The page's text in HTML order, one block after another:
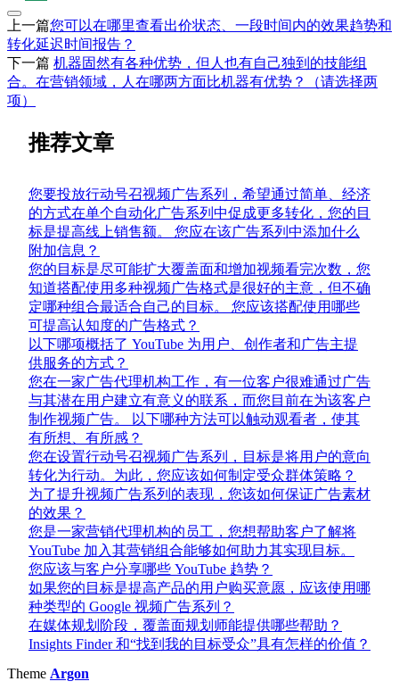
上一篇您可以在哪里查看出价状态、一段时间内的效果趋势和
转化延迟时间报告？
下一篇 机器固然有各种优势，但人也有自己独到的技能组
合。在营销领域，人在哪两方面比机器有优势？（请选择两
项）
推荐文章
您要投放行动号召视频广告系列，希望通过简单、经济
的方式在单个自动化广告系列中促成更多转化，您的目
标是提高线上销售额。 您应在该广告系列中添加什么
附加信息？
您的目标是尽可能扩大覆盖面和增加视频看完次数，您
知道搭配使用多种视频广告格式是很好的主意，但不确
定哪种组合最适合自己的目标。 您应该搭配使用哪些
可提高认知度的广告格式？
以下哪项概括了 YouTube 为用户、创作者和广告主提
供服务的方式？
您在一家广告代理机构工作，有一位客户很难通过广告
与其潜在用户建立有意义的联系，而您目前在为该客户
制作视频广告。 以下哪种方法可以触动观看者，使其
有所想、有所感？
您在设置行动号召视频广告系列，目标是将用户的意向
转化为行动。为此，您应该如何制定受众群体策略？
为了提升视频广告系列的表现，您该如何保证广告素材
的效果？
您是一家营销代理机构的员工，您想帮助客户了解将
YouTube 加入其营销组合能够如何助力其实现目标。
您应该与客户分享哪些 YouTube 趋势？
如果您的目标是提高产品的用户购买意愿，应该使用哪
种类型的 Google 视频广告系列？
在媒体规划阶段，覆盖面规划师能提供哪些帮助？
Insights Finder 和“找到我的目标受众”具有怎样的价值？
Theme Argon